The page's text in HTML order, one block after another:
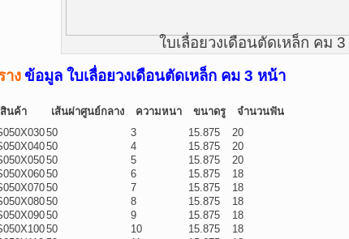
ใบเลื่อยวงเดือนตัดเหล็ก คม
าง ข้อมูล ใบเลื่อยวงเดือนตัดเหล็ก คม 3 หน้า
สินค้า เส้นผ่าศูนย์กลาง ความหนา ขนาดรู
จำนวนฟัน
50 3 15.875
20
50 4 15.875
20
50 5 15.875
20
50 6 15.875
18
50 7 15.875
18
50 8 15.875
18
50 9 15.875
18
50 10 15.875
18